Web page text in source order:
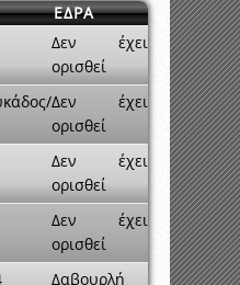
ΕΔΡΑ
Δεν έχει
ορισθεί
Δεν έχει
ορισθεί
Δεν έχει
ορισθεί
Δεν έχει
ορισθεί
Δαβουρλή